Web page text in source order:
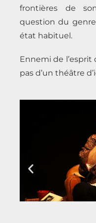
frontières de
question du
état habituel.
Ennemi de l’esprit
pas d’un théâtre